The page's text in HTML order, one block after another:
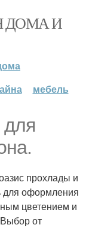
ДОМА И
мебель
прохлады и
для оформления
цветением и
от